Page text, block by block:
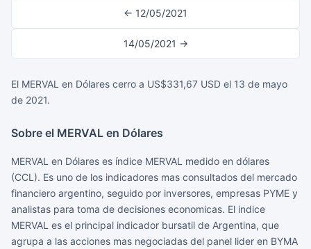
← 12/05/2021
14/05/2021 →
El MERVAL en Dólares cerro a US$331,67 USD el 13 de mayo
de 2021.
Sobre el MERVAL en Dólares
MERVAL en Dólares es índice MERVAL medido en dólares
(CCL). Es uno de los indicadores mas consultados del mercado
financiero argentino, seguido por inversores, empresas PYME y
analistas para toma de decisiones economicas. El indice
MERVAL es el principal indicador bursatil de Argentina, que
agrupa a las acciones mas negociadas del panel lider en BYMA